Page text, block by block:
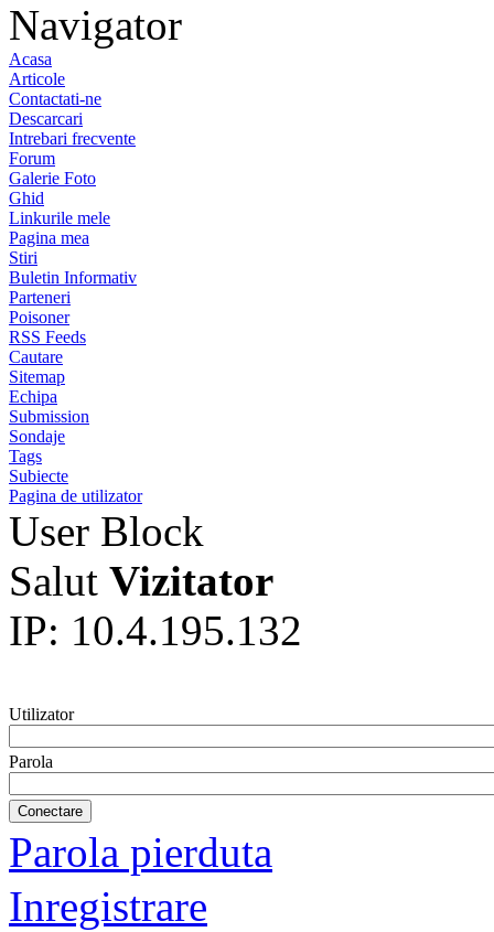
Navigator
Acasa
Articole
Contactati-ne
Descarcari
Intrebari frecvente
Forum
Galerie Foto
Ghid
Linkurile mele
Pagina mea
Stiri
Buletin Informativ
Parteneri
Poisoner
RSS Feeds
Cautare
Sitemap
Echipa
Submission
Sondaje
Tags
Subiecte
Pagina de utilizator
User Block
Salut Vizitator
IP: 10.4.195.132
Utilizator
Parola
Parola pierduta
Inregistrare